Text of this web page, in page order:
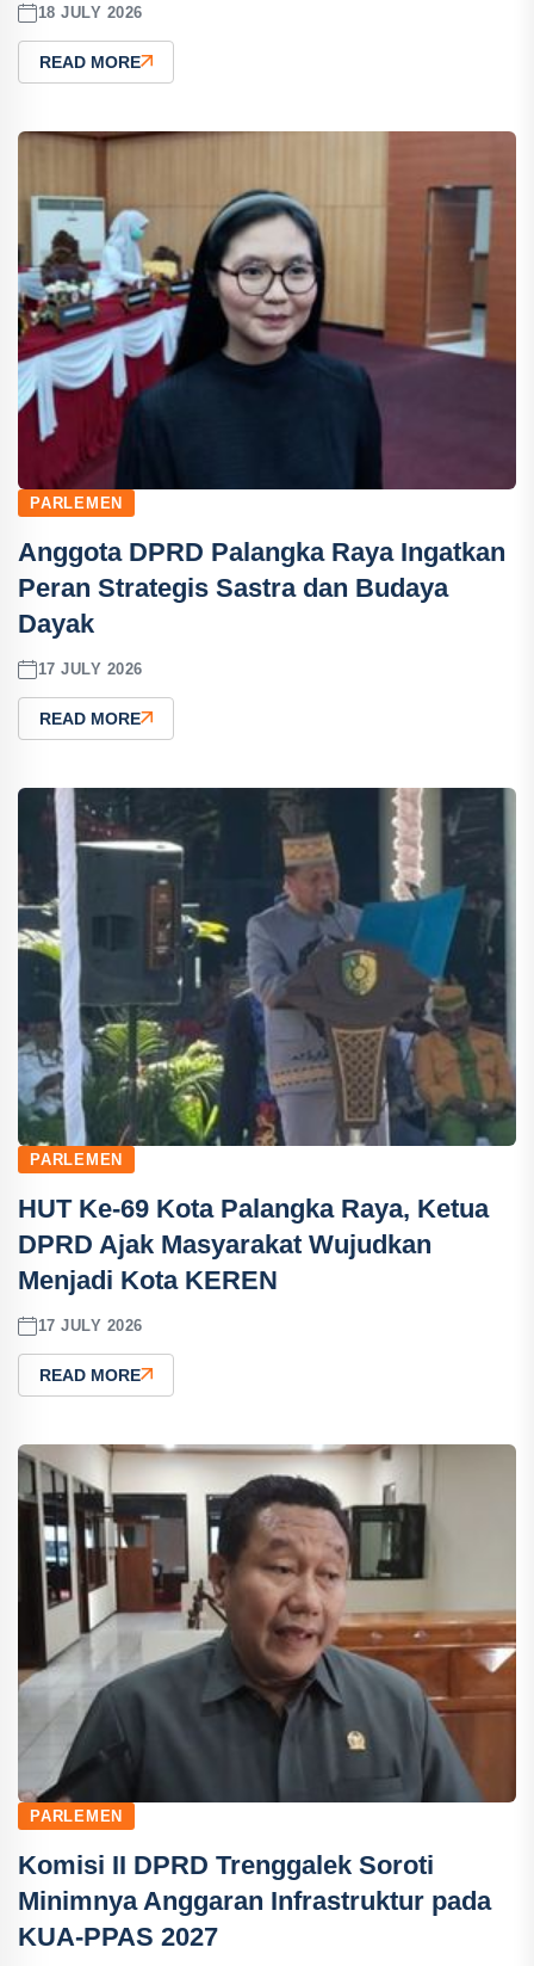
18 JULY 2026
READ MORE
PARLEMEN
Anggota DPRD Palangka Raya Ingatkan
Peran Strategis Sastra dan Budaya
Dayak
17 JULY 2026
READ MORE
PARLEMEN
HUT Ke-69 Kota Palangka Raya, Ketua
DPRD Ajak Masyarakat Wujudkan
Menjadi Kota KEREN
17 JULY 2026
READ MORE
PARLEMEN
Komisi II DPRD Trenggalek Soroti
Minimnya Anggaran Infrastruktur pada
KUA-PPAS 2027